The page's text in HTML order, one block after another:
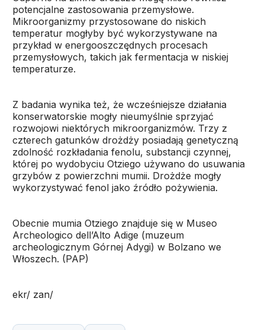
potencjalne zastosowania przemysłowe.
Mikroorganizmy przystosowane do niskich
temperatur mogłyby być wykorzystywane na
przykład w energooszczędnych procesach
przemysłowych, takich jak fermentacja w niskiej
temperaturze.
Z badania wynika też, że wcześniejsze działania
konserwatorskie mogły nieumyślnie sprzyjać
rozwojowi niektórych mikroorganizmów. Trzy z
czterech gatunków drożdży posiadają genetyczną
zdolność rozkładania fenolu, substancji czynnej,
której po wydobyciu Otziego używano do usuwania
grzybów z powierzchni mumii. Drożdże mogły
wykorzystywać fenol jako źródło pożywienia.
Obecnie mumia Otziego znajduje się w Museo
Archeologico dell’Alto Adige (muzeum
archeologicznym Górnej Adygi) w Bolzano we
Włoszech. (PAP)
ekr/ zan/